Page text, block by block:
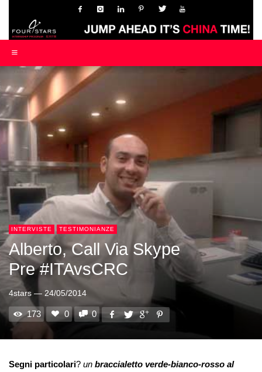
INTERVISTE TESTIMONIANZE
Alberto, Call Via Skype
Pre #ITAvsCRC
4stars — 24/05/2014
173 0 0
Segni particolari? un braccialetto verde-bianco-rosso al